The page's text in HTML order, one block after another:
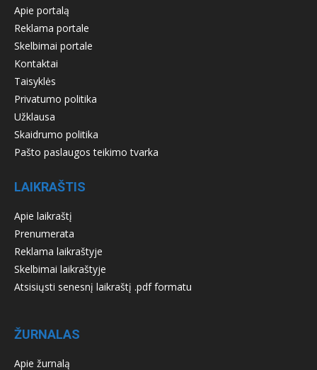
Apie portalą
Reklama portale
Skelbimai portale
Kontaktai
Taisyklės
Privatumo politika
Užklausa
Skaidrumo politika
Pašto paslaugos teikimo tvarka
LAIKRAŠTIS
Apie laikraštį
Prenumerata
Reklama laikraštyje
Skelbimai laikraštyje
Atsisiųsti senesnį laikraštį .pdf formatu
ŽURNALAS
Apie žurnalą